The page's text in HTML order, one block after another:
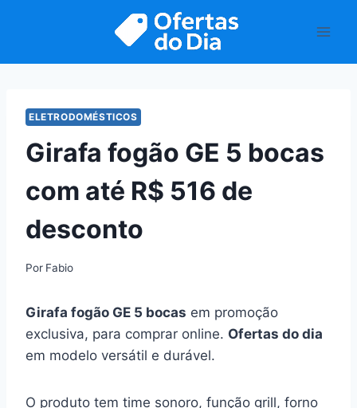
ELETRODOMÉSTICOS
Girafa fogão GE 5 bocas
com até R$ 516 de
desconto
Por Fabio
Girafa fogão GE 5 bocas em promoção
exclusiva, para comprar online. Ofertas do dia
em modelo versátil e durável.
O produto tem time sonoro, função grill, forno